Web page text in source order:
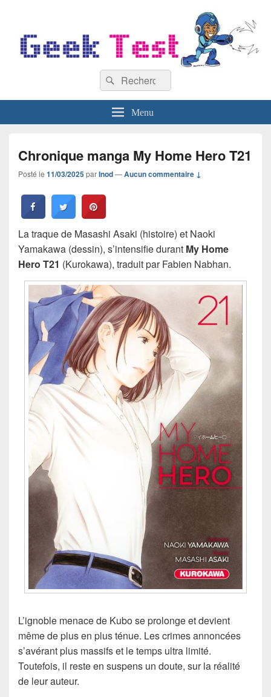
Recherche :
Rechercher
Menu
Chronique manga My Home Hero T21
Posté le 11/03/2025parInod—Aucun commentaire ↓
La traque de Masashi Asaki (histoire) et Naoki
Yamakawa (dessin), s’intensifie durant My Home
Hero T21 (Kurokawa), traduit par Fabien Nabhan.
L’ignoble menace de Kubo se prolonge et devient
même de plus en plus ténue. Les crimes annoncées
s’avérant plus massifs et le temps ultra limité.
Toutefois, il reste en suspens un doute, sur la réalité
de leur auteur.